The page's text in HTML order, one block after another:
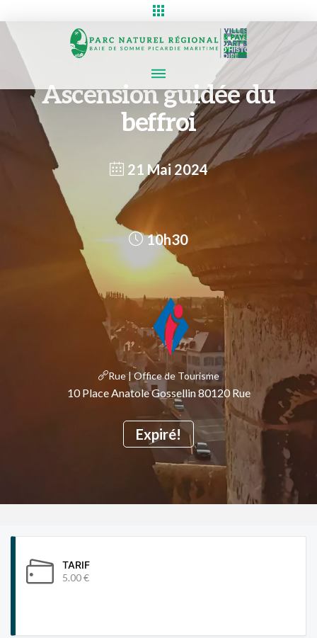
Ascension guidée du
beffroi
21 Mai 2024
Expiré!
10h30
Rue | Office de Tourisme
10 Place Anatole Gossellin 80120 Rue
TARIF
5.00 €